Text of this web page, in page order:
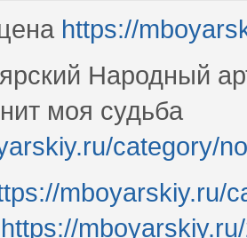
https://
Народный
моя судьба
category/
mboyarskiy.ru/
https://